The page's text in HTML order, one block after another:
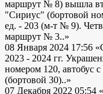
маршрут № 8) вышла
"Сириус" (бортовой
ед. - 203 (м-т № 9).
маршрут № 3..»
08 Января 2024 17:56
2023 - 2024 гг.
номером 120, автобус
(бортовой 30)..»
07 Декабря 2022 05:54